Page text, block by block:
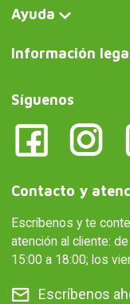
Ayuda
Información
Síguenos
Contacto y
Escríbenos y te
atención al cliente:
15:00 a 18:00; los
Escríbenos